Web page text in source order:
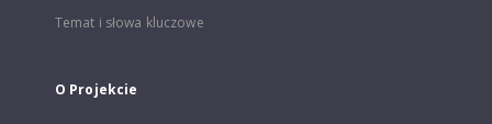
Temat i słowa kluczowe
O Projekcie